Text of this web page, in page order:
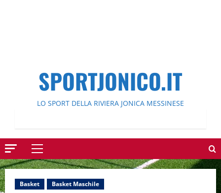
SPORTJONICO.IT
LO SPORT DELLA RIVIERA JONICA MESSINESE
Menu
principale
Basket Basket Maschile